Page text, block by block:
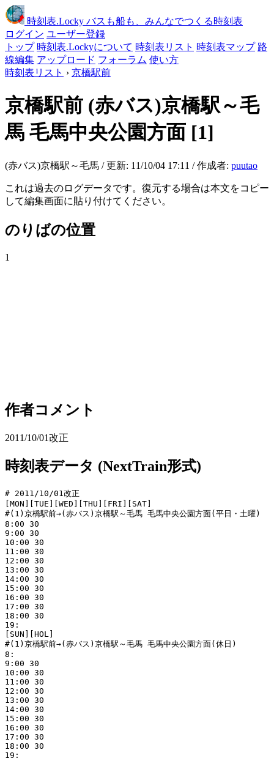
時刻表.Locky バスも船も、みんなでつくる時刻表
ログイン ユーザー登録
トップ 時刻表.Lockyについて 時刻表リスト 時刻表マップ 路
線編集 アップロード フォーラム 使い方
時刻表リスト › 京橋駅前
京橋駅前 (赤バス)京橋駅～毛
馬 毛馬中央公園方面 [1]
(赤バス)京橋駅～毛馬 / 更新: 11/10/04 17:11 / 作成者: puutao
これは過去のログデータです。復元する場合は本文をコピー
して編集画面に貼り付けてください。
のりばの位置
1
作者コメント
2011/10/01改正
時刻表データ (NextTrain形式)
# 2011/10/01改正
[MON][TUE][WED][THU][FRI][SAT]
#(1)京橋駅前→(赤バス)京橋駅～毛馬 毛馬中央公園方面(平日・土曜)
8:00 30
9:00 30
10:00 30
11:00 30
12:00 30
13:00 30
14:00 30
15:00 30
16:00 30
17:00 30
18:00 30
19:
[SUN][HOL]
#(1)京橋駅前→(赤バス)京橋駅～毛馬 毛馬中央公園方面(休日)
8:
9:00 30
10:00 30
11:00 30
12:00 30
13:00 30
14:00 30
15:00 30
16:00 30
17:00 30
18:00 30
19: